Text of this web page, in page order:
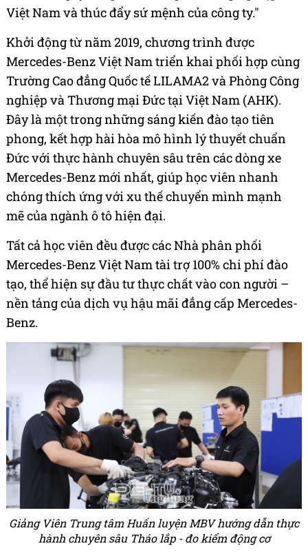
Việt Nam và thúc đẩy sứ mệnh của công ty."
Khởi động từ năm 2019, chương trình được
Mercedes-Benz Việt Nam triển khai phối hợp cùng
Trường Cao đẳng Quốc tế LILAMA2 và Phòng Công
nghiệp và Thương mại Đức tại Việt Nam (AHK).
Đây là một trong những sáng kiến đào tạo tiên
phong, kết hợp hài hòa mô hình lý thuyết chuẩn
Đức với thực hành chuyên sâu trên các dòng xe
Mercedes-Benz mới nhất, giúp học viên nhanh
chóng thích ứng với xu thế chuyển mình mạnh
mẽ của ngành ô tô hiện đại.
Tất cả học viên đều được các Nhà phân phối
Mercedes-Benz Việt Nam tài trợ 100% chi phí đào
tạo, thể hiện sự đầu tư thực chất vào con người –
nền tảng của dịch vụ hậu mãi đẳng cấp Mercedes-
Benz.
Giảng Viên Trung tâm Huấn luyện MBV hướng dẫn thực
hành chuyên sâu Tháo lắp - đo kiểm động cơ